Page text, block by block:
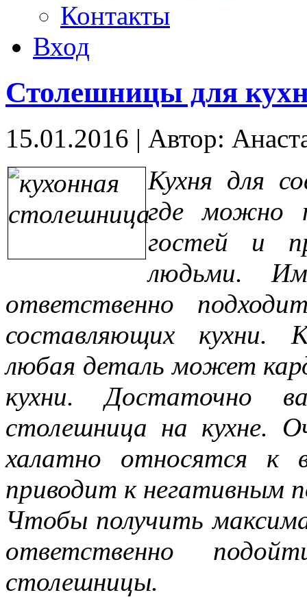
Контакты
Вход
Столешницы для
15.01.2016 | Автор:
Кухня для
где можно
гостей и
людьми.
ответственно
составляющих кухни.
любая деталь может
кухни. Достаточно
столешница на кухне.
халатно относятся к
приводит к негативным
Чтобы получить
ответственно
столешницы.